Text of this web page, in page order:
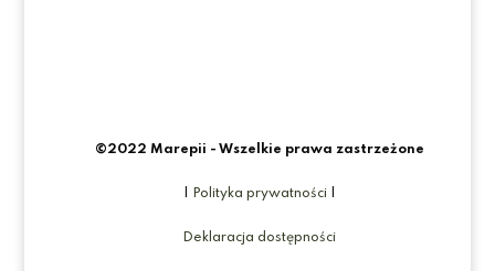
©2022 Marepii - Wszelkie prawa zastrzeżone
Polityka prywatności|
Deklaracja dostępności